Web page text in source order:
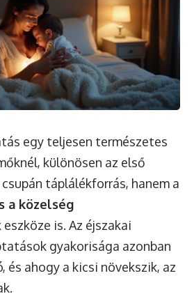
egy teljesen természetes
különösen az első
táplálékforrás, hanem a
a közelség
is. Az éjszakai
gyakorisága azonban
és ahogy a kicsi növekszik, az